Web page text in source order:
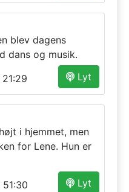
blev dagens
dans og musik.
Lyt
21:29
i hjemmet, men
for Lene. Hun er
Lyt
51:30